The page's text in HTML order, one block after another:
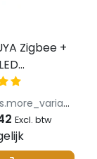
Zigbee +
- voor
Dual
RGBW/
12-24v -
products.more_variants_available
Excl. btw